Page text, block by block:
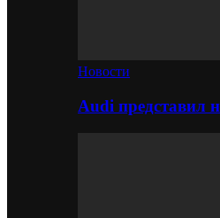
Новости
Audi представил